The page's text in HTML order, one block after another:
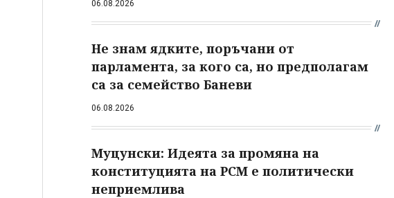
06.08.2026
Не знам ядките, поръчани от
парламента, за кого са, но предполагам
са за семейство Баневи
06.08.2026
Муцунски: Идеята за промяна на
конституцията на РСМ е политически
неприемлива